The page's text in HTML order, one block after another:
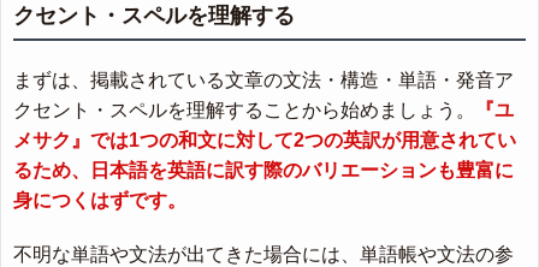
クセント・スペルを理解する
まずは、掲載されている文章の文法・構造・単語・発音ア
クセント・スペルを理解することから始めましょう。
『ユ
メサク』では1つの和文に対して2つの英訳が用意されてい
るため、日本語を英語に訳す際のバリエーションも豊富に
身につくはずです。
不明な単語や文法が出てきた場合には、単語帳や文法の参